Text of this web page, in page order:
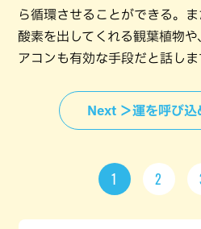
ら循環させることができる。
酸素を出してくれる観葉植物
アコンも有効な手段だと話しま
Next ＞運を呼び込
1 2